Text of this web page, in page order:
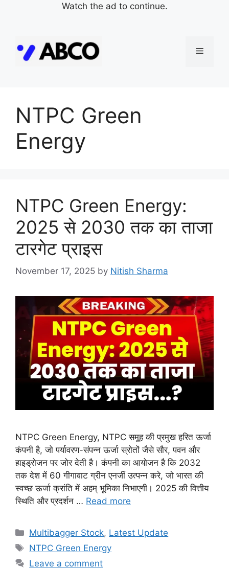
Watch the ad to continue.
content
Menu
NTPC Green
Energy
NTPC Green Energy:
2025 से 2030 तक का ताजा
टारगेट प्राइस
November 17, 2025 by Nitish Sharma
NTPC Green Energy, NTPC समूह की प्रमुख हरित ऊर्जा
कंपनी है, जो पर्यावरण-संपन्न ऊर्जा स्रोतों जैसे सौर, पवन और
हाइड्रोजन पर जोर देती है। कंपनी का आयोजन है कि 2032
तक देश में 60 गीगावाट ग्रीन एनर्जी उत्पन्न करे, जो भारत की
स्वच्छ ऊर्जा क्रांति में अहम् भूमिका निभाएगी। 2025 की वित्तीय
स्थिति और प्रदर्शन … Read more
Categories
Multibagger Stock, Latest Update
Tags
NTPC Green Energy
Leave a comment